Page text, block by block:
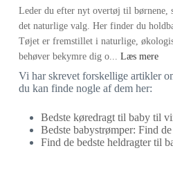
Leder du efter nyt overtøj til børnene,
det naturlige valg. Her finder du
Tøjet er fremstillet i naturlige,
behøver bekymre dig o... Læs mere
Vi har skrevet forskellige artikler
du kan finde nogle af dem her:
Bedste køredragt til baby til
Bedste babystrømper: Find
Find de bedste heldragter til